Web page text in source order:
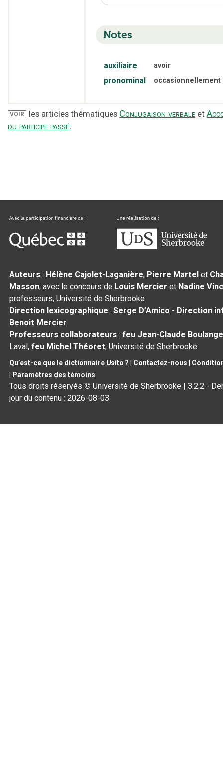
Notes
auxiliaire avoir
pronominal occasionnellement
VOIR les articles thématiques Conjugaison verbale et
du participe passé.
Auteurs : Hélène Cajolet-Laganière, Pierre Martel et
Masson, avec le concours de Louis Mercier et Nadine
professeurs, Université de Sherbrooke
Direction lexicographique :Serge D’Amico - Direction
Benoit Mercier
Professeurs collaborateurs :feu Jean-Claude
Laval,feu Michel Théoret, Université de Sherbrooke
Qu’est-ce que le dictionnaire Usito ? Contactez-nous
Paramètres des témoins
Tous droits réservés © Université de Sherbrooke |3.2.2 -
jour du contenu :2026-08-03